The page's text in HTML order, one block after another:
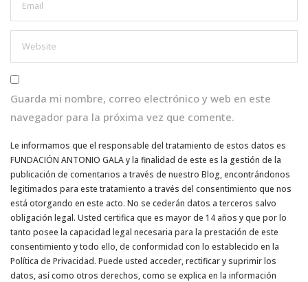
Guarda mi nombre, correo electrónico y web en este
navegador para la próxima vez que comente.
Le informamos que el responsable del tratamiento de estos datos es
FUNDACIÓN ANTONIO GALA y la finalidad de este es la gestión de la
publicación de comentarios a través de nuestro Blog, encontrándonos
legitimados para este tratamiento a través del consentimiento que nos
está otorgando en este acto. No se cederán datos a terceros salvo
obligación legal. Usted certifica que es mayor de 14 años y que por lo
tanto posee la capacidad legal necesaria para la prestación de este
consentimiento y todo ello, de conformidad con lo establecido en la
Política de Privacidad. Puede usted acceder, rectificar y suprimir los
datos, así como otros derechos, como se explica en la información